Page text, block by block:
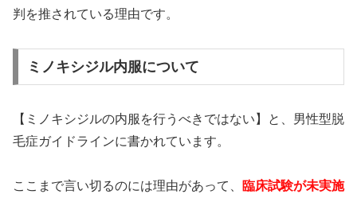
判を推されている理由です。
ミノキシジル内服について
【ミノキシジルの内服を行うべきではない】と、男性型脱
毛症ガイドラインに書かれています。
ここまで言い切るのには理由があって、
臨床試験が未実施